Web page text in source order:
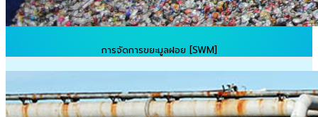
การจัดการขยะมูลฝอย [SWM]